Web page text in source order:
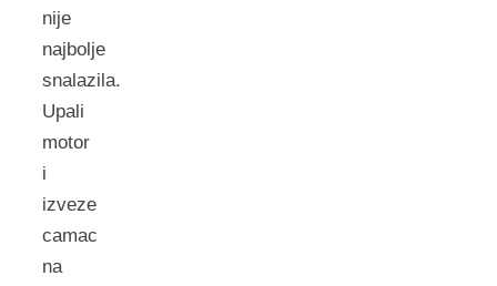
nije
najbolje
snalazila.
Upali
motor
i
izveze
camac
na